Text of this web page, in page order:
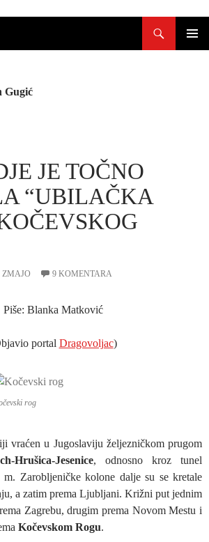
Gugić
JE TOČNO
“UBILAČKA
ZMAJO 9 KOMENTARA
Piše: Blanka Matković
portal Dragovoljac)
rog
vraćen u Jugoslaviju željezničkom prugom
Hrušica-Jesenice, odnosno kroz tunel
Zarobljeničke kolone dalje su se kretale
a zatim prema Ljubljani. Križni put jednim
Zagrebu, drugim prema Novom Mestu i
Kočevskom Rogu.